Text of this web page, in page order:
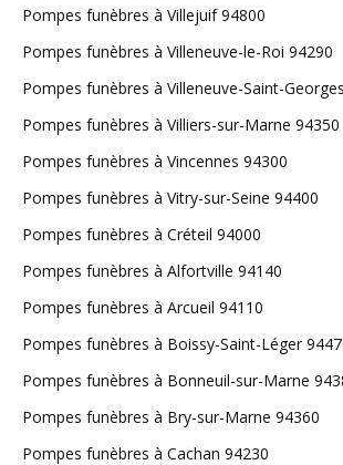
Pompes funèbres à Villejuif 94800
Pompes funèbres à Villeneuve-le-Roi 94290
Pompes funèbres à Villeneuve-Saint-
Pompes funèbres à Villiers-sur-Marne 94350
Pompes funèbres à Vincennes 94300
Pompes funèbres à Vitry-sur-Seine 94400
Pompes funèbres à Créteil 94000
Pompes funèbres à Alfortville 94140
Pompes funèbres à Arcueil 94110
Pompes funèbres à Boissy-Saint-Léger
Pompes funèbres à Bonneuil-sur-Marne
Pompes funèbres à Bry-sur-Marne 94360
Pompes funèbres à Cachan 94230